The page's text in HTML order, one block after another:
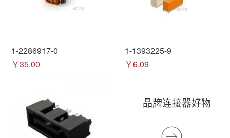
1-2286917-0
￥35.00
1-1393225-9
￥6.09
品牌连接器好物